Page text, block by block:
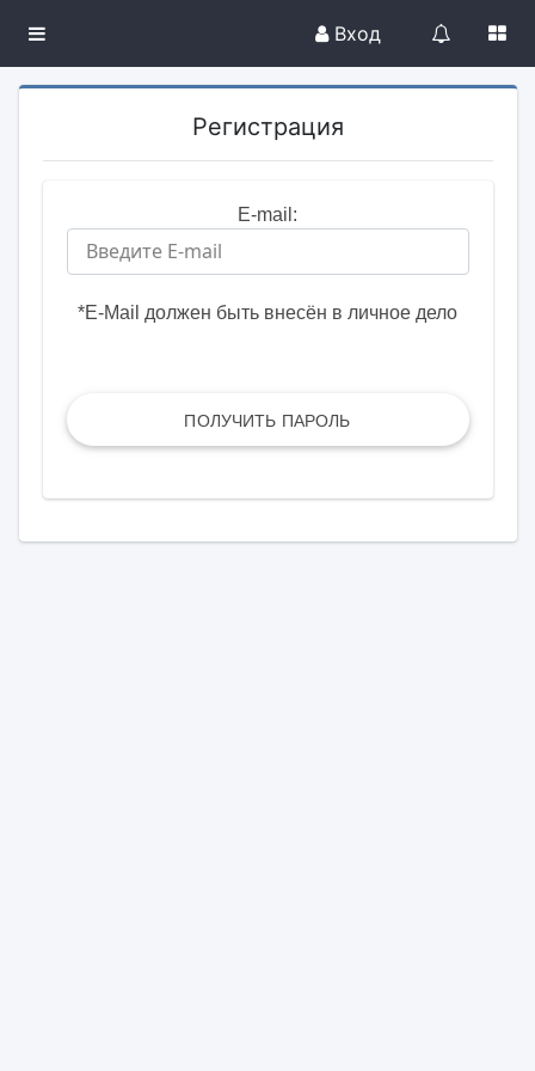
Вход
Регистрация
E-mail:
*E-Mail должен быть внесён в личное дело
ПОЛУЧИТЬ ПАРОЛЬ